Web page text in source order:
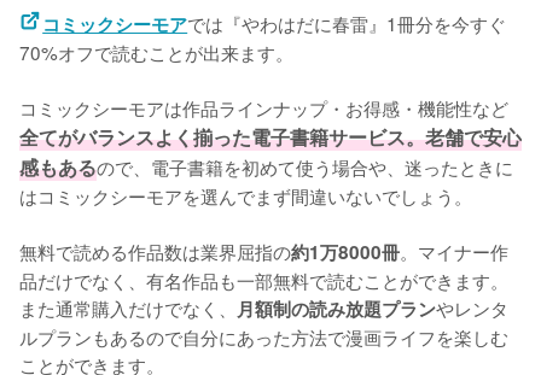
コミックシーモアでは『やわはだに春雷』1冊分を今すぐ
70%オフで読むことが出来ます。
コミックシーモアは作品ラインナップ・お得感・機能性など
全てがバランスよく揃った電子書籍サービス。老舗で安心
感もあるので、電子書籍を初めて使う場合や、迷ったときに
はコミックシーモアを選んでまず間違いないでしょう。
無料で読める作品数は業界屈指の約1万8000冊。マイナー作
品だけでなく、有名作品も一部無料で読むことができます。
また通常購入だけでなく、 月額制の読み放題プランやレンタ
ルプランもあるので自分にあった方法で漫画ライフを楽しむ
ことができます。